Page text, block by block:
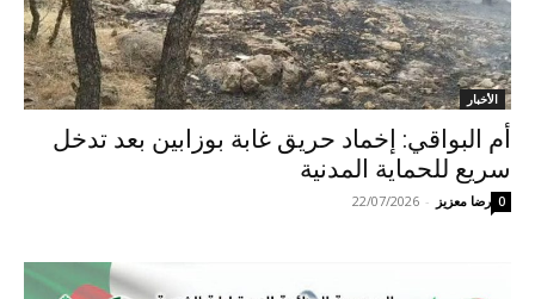
الأخبار
أم البواقي: إخماد حريق غابة بوزابين بعد تدخل
سريع للحماية المدنية
رضا معزيز -
22/07/2026 0